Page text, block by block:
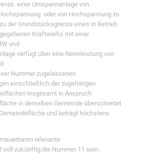
einer Umspannanlage von
oder von Hochspannung zu
der Grundstücksgrenze eines in Betrieb
Kraftwerks mit einer
und
verfügt über eine Nennleistung von
Nummer zugelassenen
einschließlich der zugehörigen
insgesamt in Anspruch
in derselben Gemeinde überschreitet
und beträgt höchstens
relevante
soll zukünftig die Nummer 11 sein.